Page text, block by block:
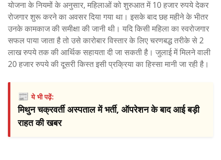
योजना के नियमों के अनुसार, महिलाओं को शुरुआत में 10 हजार रुपये देकर
रोजगार शुरू करने का अवसर दिया गया था। इसके बाद छह महीने के भीतर
उनके कामकाज की समीक्षा की जानी थी। यदि किसी महिला का स्वरोजगार
सफल पाया जाता है तो उसे कारोबार विस्तार के लिए चरणबद्ध तरीके से 2
लाख रुपये तक की आर्थिक सहायता दी जा सकती है। जुलाई में मिलने वाली
20 हजार रुपये की दूसरी किस्त इसी प्रक्रिया का हिस्सा मानी जा रही है।
📰ये भी पढ़ें:
मिथुन चक्रवर्ती अस्पताल में भर्ती, ऑपरेशन के बाद आई बड़ी
राहत की खबर